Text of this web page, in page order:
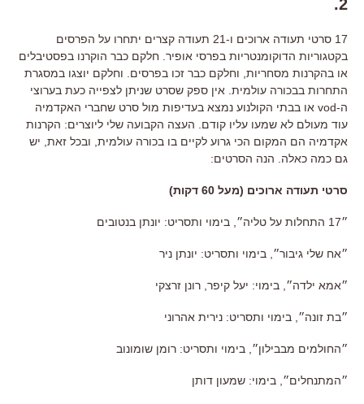
2.
17 סרטי תעודה ארוכים ו-21 תעודה קצרים יתחרו על הפרסים
בקטגוריות הדוקומנטריות בפרסי אופיר. חלקם כבר הוקרנו בפסטיבלים
או בהקרנות מסחריות, וחלקם כבר זכו בפרסים. וחלקם יוצגו במסגרת
התחרות בבכורה עולמית. אין ספק שסרט שניתן לצפייה כעת בערוצי
ה-vod או בבתי הקולנוע נמצא בעדיפות מול סרט שחברי האקדמיה
עוד מעולם לא שמעו עליו קודם. העצה הקבועה שלי ליוצרים: הקרנות
אקדמיה הם המקום הכי גרוע לקיים בו בכורה עולמית, ובכל זאת, יש
גם כמה כאלה. הנה הסרטים:
סרטי תעודה ארוכים (מעל 60 דקות)
״17 התחלות על טליה״, בימוי ותסריט: יונתן בנטובים
״אח שלי גיבור״, בימוי ותסריט: יונתן ניר
״אמא ילדה״, בימוי: יעל קיפר, רונן זרצקי
״בת זונה״, בימוי ותסריט: נירית אהרוני
״החולמים מבבילון״, בימוי ותסריט: רומן שומונוב
״המתנחלים״, בימוי: שמעון דותן